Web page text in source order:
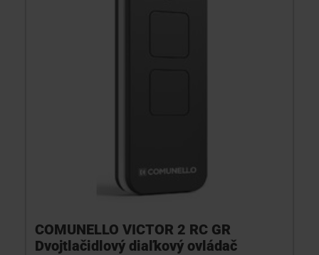
COMUNELLO VICTOR 2 RC GR
Dvojtlačidlový diaľkový ovládač